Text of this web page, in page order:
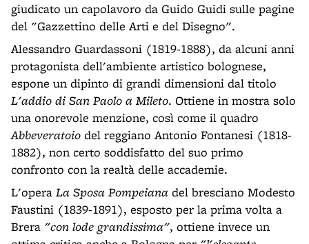
giudicato un capolavoro da Guido Guidi sulle pagine
del "Gazzettino delle Arti e del Disegno".
Alessandro Guardassoni (1819-1888), da alcuni anni
protagonista dell'ambiente artistico bolognese,
espone un dipinto di grandi dimensioni dal titolo
L'addio di San Paolo a Mileto. Ottiene in mostra solo
una onorevole menzione, così come il quadro
Abbeveratoio del reggiano Antonio Fontanesi (1818-
1882), non certo soddisfatto del suo primo
confronto con la realtà delle accademie.
L'opera La Sposa Pompeiana del bresciano Modesto
Faustini (1839-1891), esposto per la prima volta a
Brera "con lode grandissima", ottiene invece un